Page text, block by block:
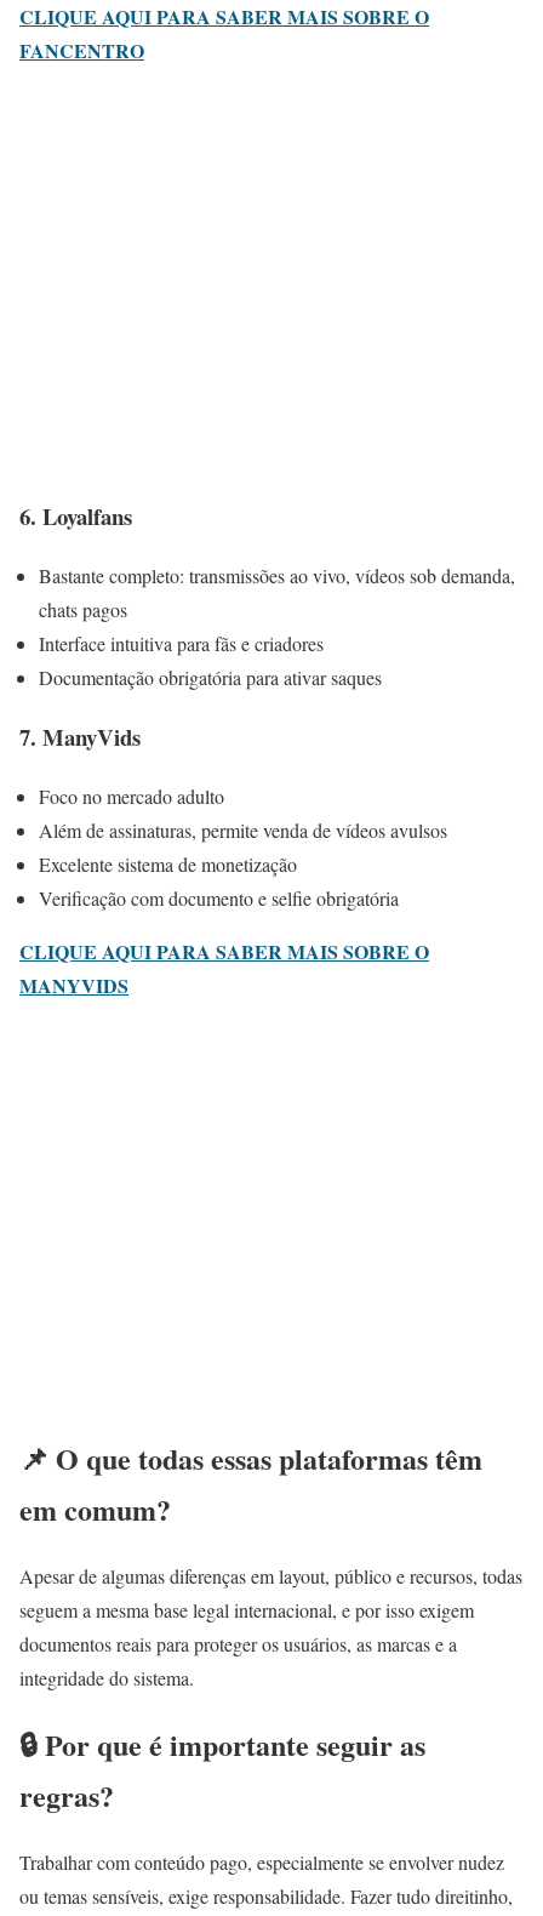
CLIQUE AQUI PARA SABER MAIS SOBRE O
FANCENTRO
6. Loyalfans
Bastante completo: transmissões ao vivo, vídeos sob demanda,
chats pagos
Interface intuitiva para fãs e criadores
Documentação obrigatória para ativar saques
7. ManyVids
Foco no mercado adulto
Além de assinaturas, permite venda de vídeos avulsos
Excelente sistema de monetização
Verificação com documento e selfie obrigatória
CLIQUE AQUI PARA SABER MAIS SOBRE O
MANYVIDS
📌 O que todas essas plataformas têm
em comum?
Apesar de algumas diferenças em layout, público e recursos, todas
seguem a mesma base legal internacional, e por isso exigem
documentos reais para proteger os usuários, as marcas e a
integridade do sistema.
🔒 Por que é importante seguir as
regras?
Trabalhar com conteúdo pago, especialmente se envolver nudez
ou temas sensíveis, exige responsabilidade. Fazer tudo direitinho,